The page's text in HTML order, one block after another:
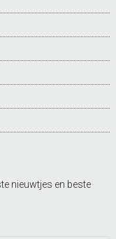
nieuwtjes en beste